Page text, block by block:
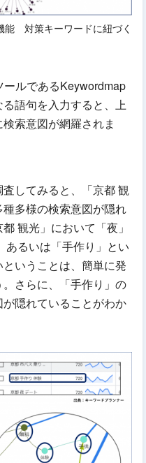
能 対策キーワードに紐づく
ルであるKeywordmap
語句を入力すると、上
索意図が網羅されま
してみると、「京都 観
多様の検索意図が隠れ
観光」において「夜」
あるいは「手作り」とい
いうことは、簡単に発
さらに、「手作り」の
隠れていることがわか